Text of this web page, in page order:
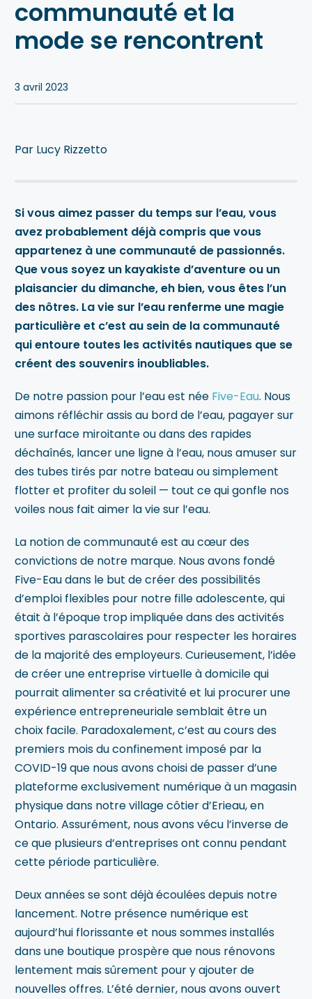
Blogue
Notre équipe
communauté et la
mode se rencontrent
3 avril 2023
Par Lucy Rizzetto
Si vous aimez passer du temps sur l’eau, vous
avez probablement déjà compris que vous
appartenez à une communauté de passionnés.
Que vous soyez un kayakiste d’aventure ou un
plaisancier du dimanche, eh bien, vous êtes l’un
des nôtres. La vie sur l’eau renferme une magie
particulière et c’est au sein de la communauté
qui entoure toutes les activités nautiques que se
créent des souvenirs inoubliables.
De notre passion pour l’eau est née Five-Eau. Nous
aimons réfléchir assis au bord de l’eau, pagayer sur
une surface miroitante ou dans des rapides
déchaînés, lancer une ligne à l’eau, nous amuser sur
des tubes tirés par notre bateau ou simplement
flotter et profiter du soleil — tout ce qui gonfle nos
voiles nous fait aimer la vie sur l’eau.
La notion de communauté est au cœur des
convictions de notre marque. Nous avons fondé
Five-Eau dans le but de créer des possibilités
d’emploi flexibles pour notre fille adolescente, qui
était à l’époque trop impliquée dans des activités
sportives parascolaires pour respecter les horaires
de la majorité des employeurs. Curieusement, l’idée
de créer une entreprise virtuelle à domicile qui
pourrait alimenter sa créativité et lui procurer une
expérience entrepreneuriale semblait être un
choix facile. Paradoxalement, c’est au cours des
premiers mois du confinement imposé par la
COVID-19 que nous avons choisi de passer d’une
plateforme exclusivement numérique à un magasin
physique dans notre village côtier d’Erieau, en
Ontario. Assurément, nous avons vécu l’inverse de
ce que plusieurs d’entreprises ont connu pendant
cette période particulière.
Deux années se sont déjà écoulées depuis notre
lancement. Notre présence numérique est
aujourd’hui florissante et nous sommes installés
dans une boutique prospère que nous rénovons
lentement mais sûrement pour y ajouter de
nouvelles offres. L’été dernier, nous avons ouvert